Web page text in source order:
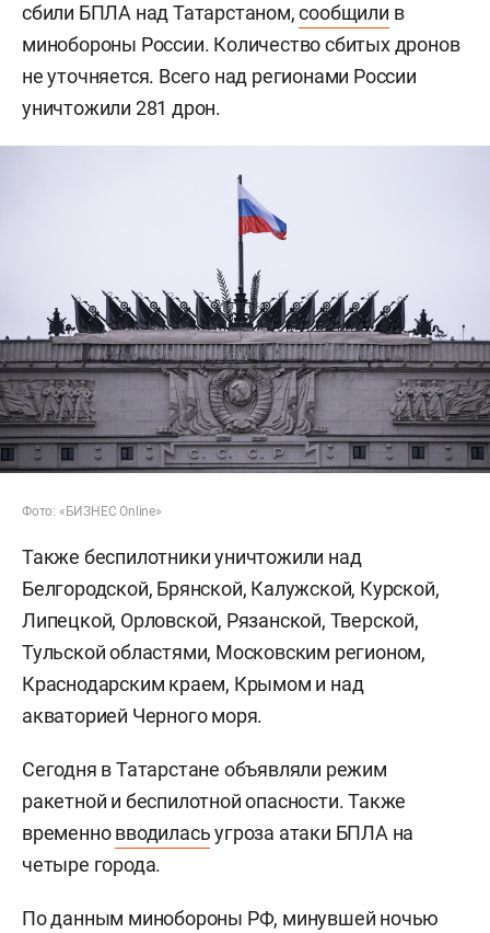
сбили БПЛА над Татарстаном,сообщили в
минобороны России. Количество сбитых дронов
не уточняется. Всего над регионами России
уничтожили 281 дрон.
Фото: «БИЗНЕС Online»
Также беспилотники уничтожили над
Белгородской, Брянской, Калужской, Курской,
Липецкой, Орловской, Рязанской, Тверской,
Тульской областями, Московским регионом,
Краснодарским краем, Крымом и над
акваторией Черного моря.
Сегодня в Татарстане объявляли режим
ракетной и беспилотной опасности. Также
временновводиласьугроза атаки БПЛА на
четыре города.
По данным минобороны РФ, минувшей ночью